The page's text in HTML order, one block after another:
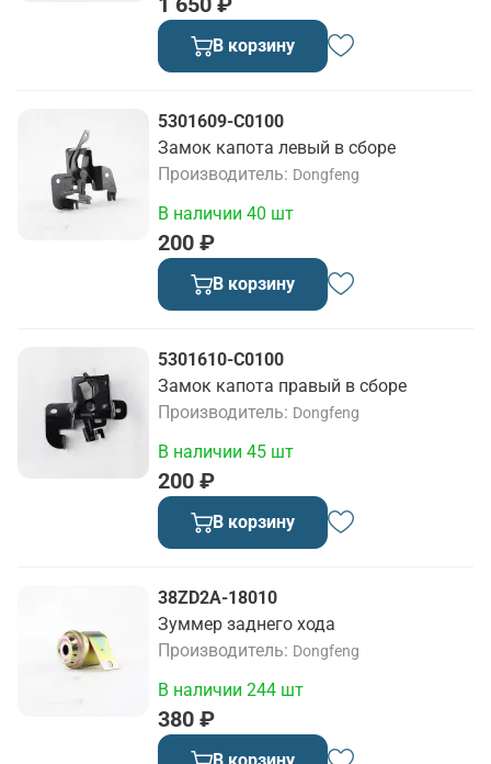
В корзину
5301609-C0100
Замок капота левый в сборе
Производитель
Dongfeng
200 ₽
В наличии 40 шт
В корзину
5301610-C0100
Замок капота правый в сборе
Производитель
Dongfeng
200 ₽
В наличии 45 шт
В корзину
38ZD2A-18010
Зуммер заднего хода
Производитель
Dongfeng
380 ₽
В наличии 244 шт